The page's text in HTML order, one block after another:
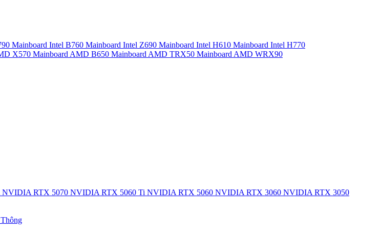
Mainboard Intel B760 Mainboard Intel Z690 Mainboard Intel H610 Mainboard Intel H770
X570 Mainboard AMD B650 Mainboard AMD TRX50 Mainboard AMD WRX90
NVIDIA RTX 5070 NVIDIA RTX 5060 Ti NVIDIA RTX 5060 NVIDIA RTX 3060 NVIDIA RTX 3050